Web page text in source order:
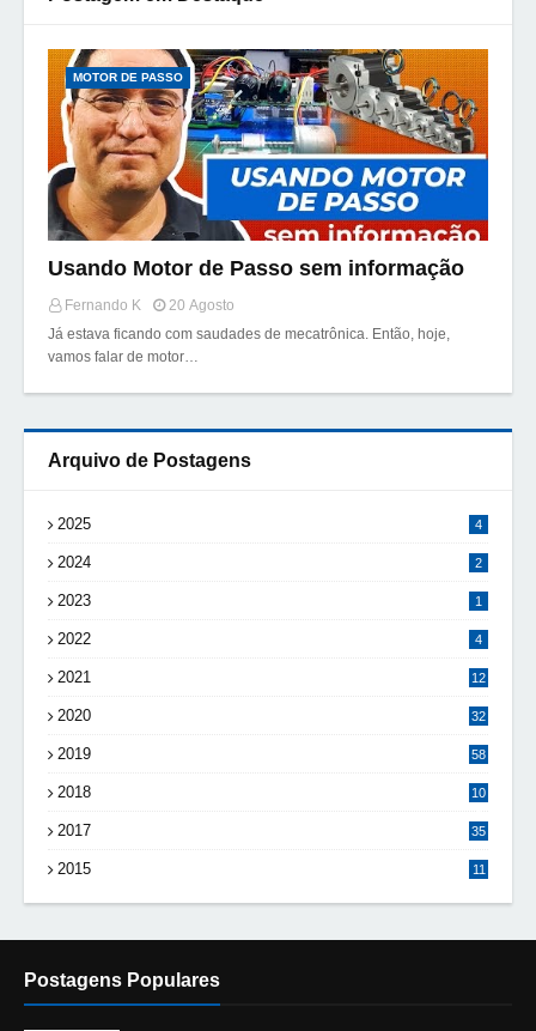
MOTOR DE PASSO
Usando Motor de Passo sem informação
Fernando K
20 Agosto
Já estava ficando com saudades de mecatrônica. Então, hoje,
vamos falar de motor…
Arquivo de Postagens
2025 4
2024 2
2023 1
2022 4
2021 12
2020 32
2019 58
2018
10
2017 35
2015 11
Postagens Populares